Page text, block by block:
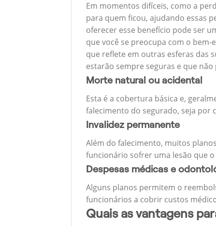
Em momentos difíceis, como a
para quem ficou, ajudando essas
oferecer esse benefício pode ser
que você se preocupa com o
que reflete em outras esferas das
estarão sempre seguras e que
Morte natural ou acidental
Esta é a cobertura básica e,
falecimento do segurado, seja por
Invalidez permanente
Além do falecimento, muitos
funcionário sofrer uma lesão que
Despesas médicas e
Alguns planos permitem o
funcionários a cobrir custos
Quais as vantagens